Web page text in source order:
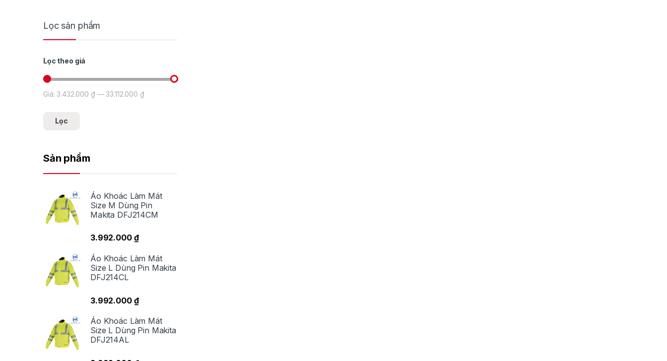
Lọc sản phẩm
Lọc theo giá
Giá tối thiểu
Giá tối đa
Lọc
Giá:3.432.000 ₫—33.112.000 ₫
Sản phẩm
Áo Khoác Làm Mát
Size M Dùng Pin
Makita DFJ214CM
3.992.000 ₫
Áo Khoác Làm Mát
Size L Dùng Pin Makita
DFJ214CL
3.992.000 ₫
Áo Khoác Làm Mát
Size L Dùng Pin Makita
DFJ214AL